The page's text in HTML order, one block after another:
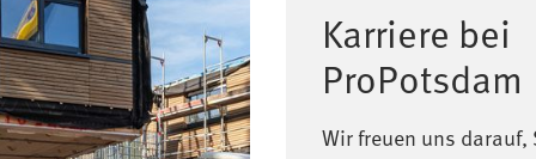
Karriere bei
ProPotsdam
Wir freuen uns darauf,